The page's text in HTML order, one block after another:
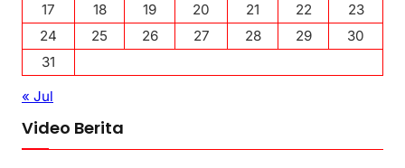
17
18 19 20 21 22
23
24
25 26 27 28 29
30
31
« Jul
Video Berita